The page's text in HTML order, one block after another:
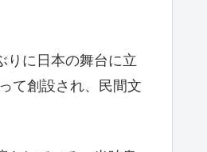
りに日本の舞台に立
て創設され、民間文